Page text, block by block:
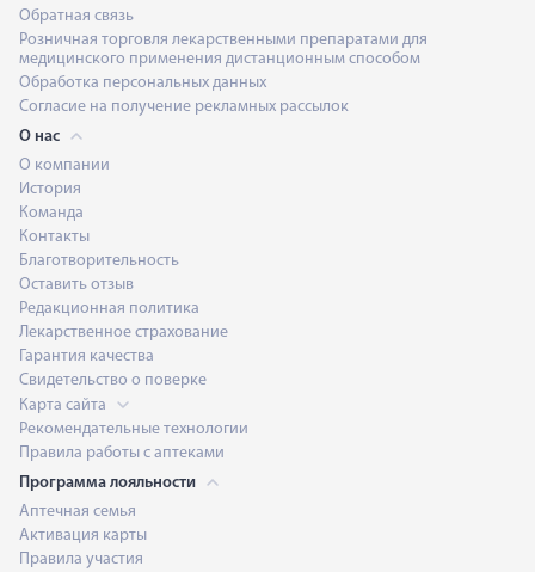
Обратная связь
Розничная торговля лекарственными препаратами для
медицинского применения дистанционным способом
Обработка персональных данных
Согласие на получение рекламных рассылок
О нас
О компании
История
Команда
Контакты
Благотворительность
Оставить отзыв
Редакционная политика
Лекарственное страхование
Гарантия качества
Свидетельство о поверке
Карта сайта
Рекомендательные технологии
Правила работы с аптеками
Программа лояльности
Аптечная семья
Активация карты
Правила участия